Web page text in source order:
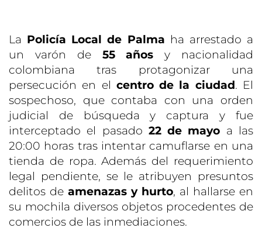
La Policía Local de Palma ha arrestado a
un varón de 55 años y nacionalidad
colombiana tras protagonizar una
persecución en el centro de la ciudad. El
sospechoso, que contaba con una orden
judicial de búsqueda y captura y fue
interceptado el pasado 22 de mayo a las
20:00 horas tras intentar camuflarse en una
tienda de ropa. Además del requerimiento
legal pendiente, se le atribuyen presuntos
delitos de amenazas y hurto, al hallarse en
su mochila diversos objetos procedentes de
comercios de las inmediaciones.